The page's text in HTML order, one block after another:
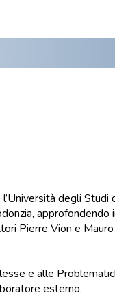
degli Studi
Pierre Vion e Mauro
e alle
esterno.